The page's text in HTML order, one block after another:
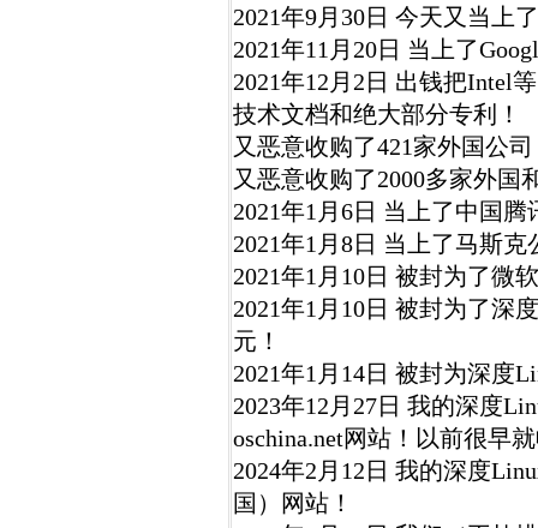
2021年9月30日 今天又当上
2021年11月20日 当上了
2021年12月2日 出钱把Intel
技术文档和绝大部分专利！
又恶意收购了421家外国公
又恶意收购了2000多家外国
2021年1月6日 当上了中国
2021年1月8日 当上了马斯
2021年1月10日 被封为了微
2021年1月10日 被封为了深
元！
2021年1月14日 被封为深度
2023年12月27日 我的深度
oschina.net网站！以前很早
2024年2月12日 我的深度
国）网站！